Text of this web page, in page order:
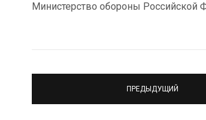
Министерство обороны Российской
ПРЕДЫДУЩИЙ